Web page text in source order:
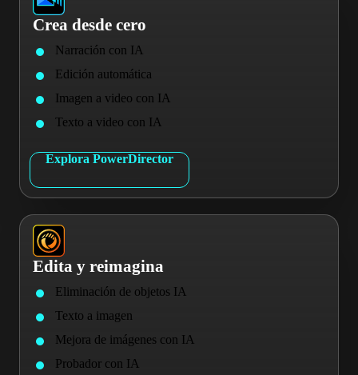
Crea desde cero
Narración con IA
Edición automática
Imagen a video con IA
Texto a video con IA
Explora PowerDirector
Edita y reimagina
Eliminación de objetos IA
Texto a imagen
Mejora de imágenes con IA
Probador con IA